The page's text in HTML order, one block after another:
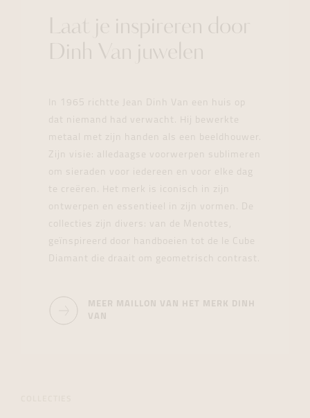
Laat je inspireren door
Dinh Van juwelen
In 1965 richtte Jean Dinh Van een huis op
dat niemand had verwacht. Hij bewerkte
metaal met zijn handen als een beeldhouwer.
Zijn visie: alledaagse voorwerpen sublimeren
om sieraden voor iedereen en voor elke dag
te creëren. Het merk is iconisch in zijn
ontwerpen en essentieel in zijn vormen. De
collecties zijn divers: van de Menottes,
geïnspireerd door handboeien tot de le Cube
Diamant die draait om geometrisch contrast.
MEER MAILLON VAN HET MERK DINH
VAN